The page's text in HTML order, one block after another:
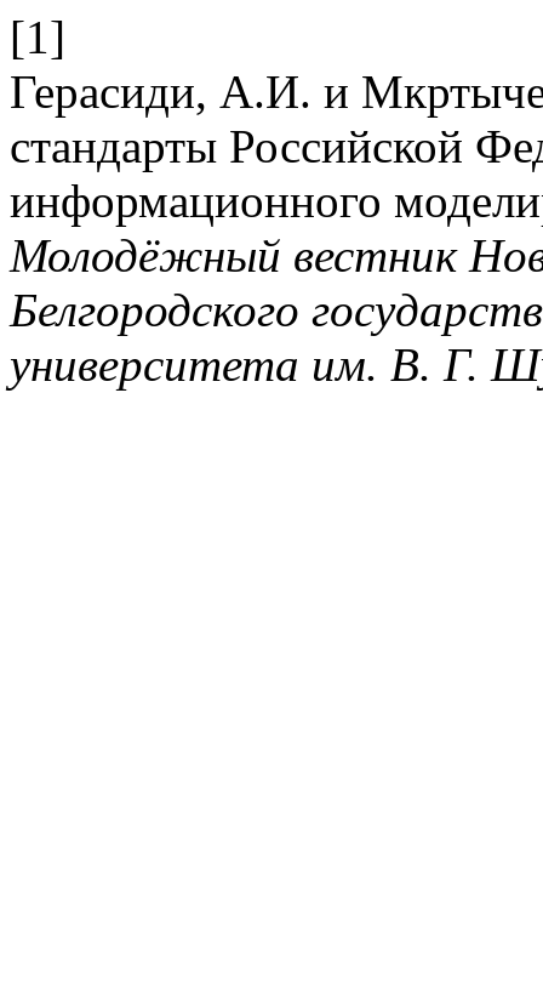
[1]
Герасиди, А.И. и
стандарты Российской
информационного
Молодёжный вестник
Белгородского
университета им. В. Г.